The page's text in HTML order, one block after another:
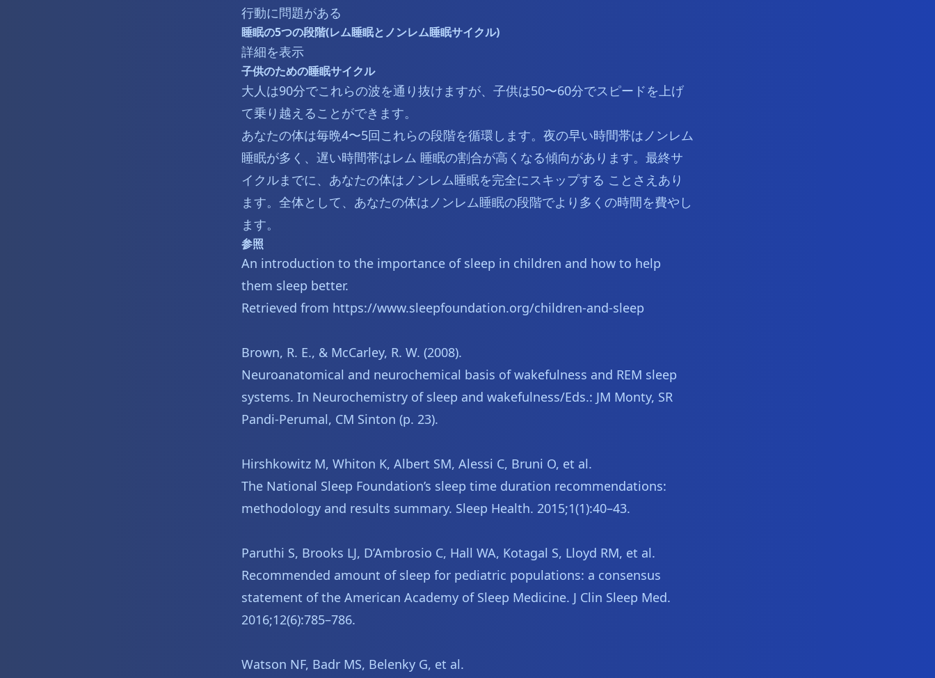
行動に問題がある
睡眠の5つの段階(レム睡眠とノンレム睡眠サイクル)
詳細を表示
子供のための睡眠サイクル
大人は90分でこれらの波を通り抜けますが、子供は50〜60分でスピードを上げ
て乗り越えることができます。
あなたの体は毎晩4〜5回これらの段階を循環します。夜の早い時間帯はノンレム
睡眠が多く、遅い時間帯はレム 睡眠の割合が高くなる傾向があります。最終サ
イクルまでに、あなたの体はノンレム睡眠を完全にスキップする ことさえあり
ます。全体として、あなたの体はノンレム睡眠の段階でより多くの時間を費やし
ます。
参照
An introduction to the importance of sleep in children and how to help
them sleep better.
Retrieved from https://www.sleepfoundation.org/children-and-sleep
Brown, R. E., & McCarley, R. W. (2008).
Neuroanatomical and neurochemical basis of wakefulness and REM sleep
systems. In Neurochemistry of sleep and wakefulness/Eds.: JM Monty, SR
Pandi-Perumal, CM Sinton (p. 23).
Hirshkowitz M, Whiton K, Albert SM, Alessi C, Bruni O, et al.
The National Sleep Foundation’s sleep time duration recommendations:
methodology and results summary. Sleep Health. 2015;1(1):40–43.
Paruthi S, Brooks LJ, D’Ambrosio C, Hall WA, Kotagal S, Lloyd RM, et al.
Recommended amount of sleep for pediatric populations: a consensus
statement of the American Academy of Sleep Medicine. J Clin Sleep Med.
2016;12(6):785–786.
Watson NF, Badr MS, Belenky G, et al.